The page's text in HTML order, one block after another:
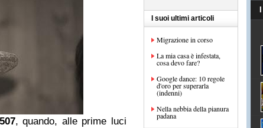
, quando, alle prime luci
I suoi ultimi articoli
Migrazione in corso
La mia casa è infestata,
cosa devo fare?
Google dance: 10 regole
d'oro per superarla
(indenni)
Nella nebbia della pianura
padana